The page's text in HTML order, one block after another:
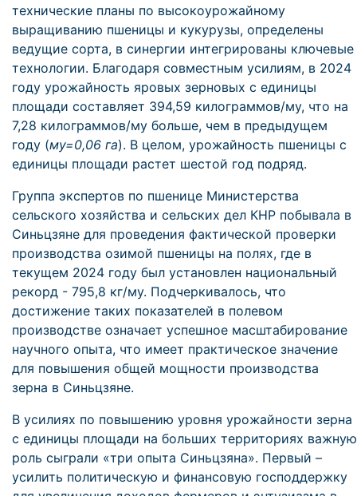
технические планы по высокоурожайному
выращиванию пшеницы и кукурузы, определены
ведущие сорта, в синергии интегрированы ключевые
технологии. Благодаря совместным усилиям, в 2024
году урожайность яровых зерновых с единицы
площади составляет 394,59 килограммов/му, что на
7,28 килограммов/му больше, чем в предыдущем
году (му=0,06 га). В целом, урожайность пшеницы с
единицы площади растет шестой год подряд.
Группа экспертов по пшенице Министерства
сельского хозяйства и сельских дел КНР побывала в
Синьцзяне для проведения фактической проверки
производства озимой пшеницы на полях, где в
текущем 2024 году был установлен национальный
рекорд - 795,8 кг/му. Подчеркивалось, что
достижение таких показателей в полевом
производстве означает успешное масштабирование
научного опыта, что имеет практическое значение
для повышения общей мощности производства
зерна в Синьцзяне.
В усилиях по повышению уровня урожайности зерна
с единицы площади на больших территориях важную
роль сыграли «три опыта Синьцзяна». Первый –
усилить политическую и финансовую господдержку